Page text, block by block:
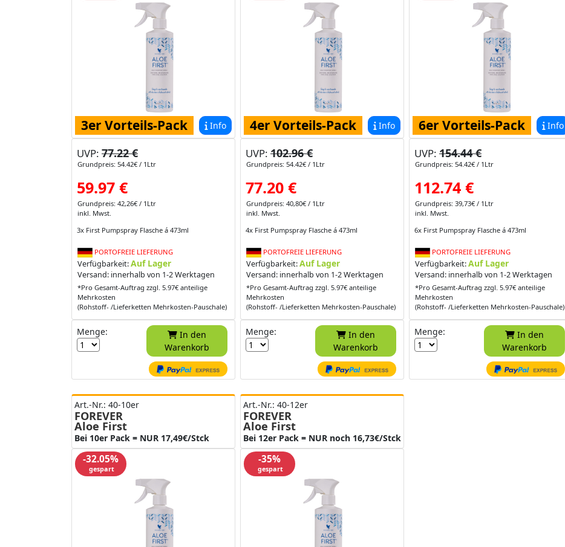
Info
3er Vorteils-Pack
UVP: 77.22 €
Grundpreis: 54.42€ / 1Ltr
59.97 €
Grundpreis: 42,26€ / 1Ltr
inkl. Mwst.
3x First Pumpspray Flasche á 473ml
PORTOFREIE LIEFERUNG
Verfügbarkeit:Auf Lager
Versand: innerhalb von 1-2 Werktagen
*Pro Gesamt-Auftrag zzgl. 5.97€ anteilige
Mehrkosten
(Rohstoff- /Lieferketten Mehrkosten-Pauschale)
Menge:
In den
Warenkorb
Info
4er Vorteils-Pack
UVP: 102.96 €
Grundpreis: 54.42€ / 1Ltr
77.20 €
Grundpreis: 40,80€ / 1Ltr
inkl. Mwst.
4x First Pumpspray Flasche á 473ml
PORTOFREIE LIEFERUNG
Verfügbarkeit:Auf Lager
Versand: innerhalb von 1-2 Werktagen
*Pro Gesamt-Auftrag zzgl. 5.97€ anteilige
Mehrkosten
(Rohstoff- /Lieferketten Mehrkosten-Pauschale)
Menge:
In den
Warenkorb
Info
6er Vorteils-Pack
UVP: 154.44 €
Grundpreis: 54.42€ / 1Ltr
112.74 €
Grundpreis: 39,73€ / 1Ltr
inkl. Mwst.
6x First Pumpspray Flasche á 473ml
PORTOFREIE LIEFERUNG
Verfügbarkeit:Auf Lager
Versand: innerhalb von 1-2 Werktagen
*Pro Gesamt-Auftrag zzgl. 5.97€ anteilige
Mehrkosten
(Rohstoff- /Lieferketten Mehrkosten-Pauschale)
Menge:
In den
Warenkorb
Art.-Nr.: 40-10er
FOREVER
Aloe First
Bei 10er Pack = NUR 17,49€/Stck
-32.05%
gespart
Art.-Nr.: 40-12er
FOREVER
Aloe First
Bei 12er Pack = NUR noch 16,73€/Stck
-35%
gespart